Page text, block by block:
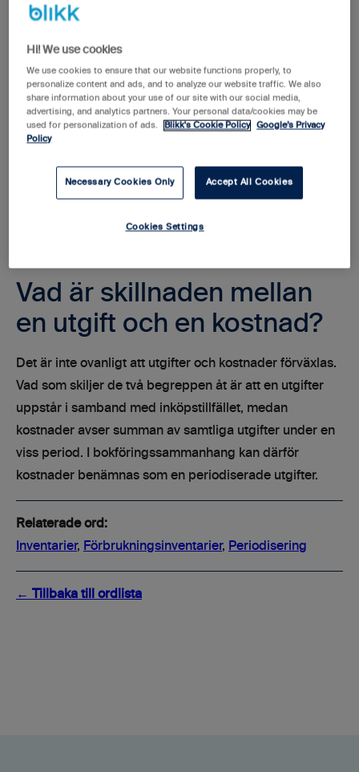
Utgifter uppstår i samband med att ett företag ska köpa
som man betalar för produkten eller tjänsten i fråga.
Några vanliga exempel på utgifter som ett företag kan
ha inkluderar:
Verktyg, maskiner och andra liknande
Toalettpapper, städutrustning och andra liknande
förbrukningsinventarier
Vad är skillnaden mellan
en utgift och en kostnad?
Det är inte ovanligt att utgifter och kostnader förväxlas.
Vad som skiljer de två begreppen åt är att en utgifter
uppstår i samband med inköpstillfället, medan
kostnader avser summan av samtliga utgifter under en
viss period. I bokföringssammanhang kan därför
kostnader benämnas som en periodiserade utgifter.
Relaterade ord:
Inventarier, Förbrukningsinventarier, Periodisering
← Tillbaka till ordlista
Hi! We use cookies
We use cookies to ensure that our website functions properly, to
personalize content and ads, and to analyze our website traffic. We also
share information about your use of our site with our social media,
advertising, and analytics partners. Your personal data/cookies may be
used for personalization of ads.
Blikk's Cookie Policy
Google’s Privacy
Policy
Necessary Cookies Only Accept All Cookies
Cookies Settings